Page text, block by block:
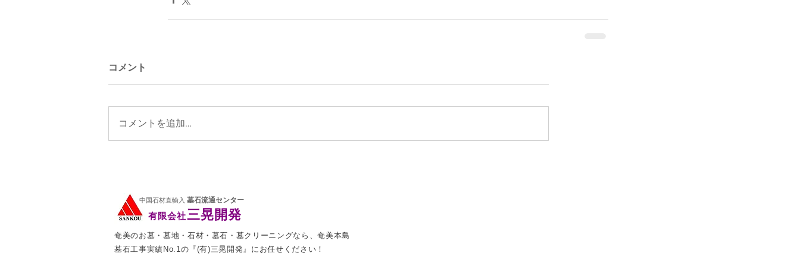
コメント
コメントを追加…
有限会社三晃開発
中国石材直輸入 墓石流通センター
奄美のお墓・墓地・石材・墓石・墓クリーニングなら、奄美本島
墓石工事実績No.1の『(有)三晃開発』にお任せください！